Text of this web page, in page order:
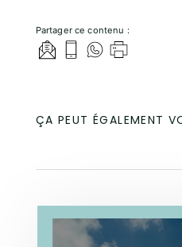
Partager ce contenu :
ÇA PEUT ÉGALEMENT